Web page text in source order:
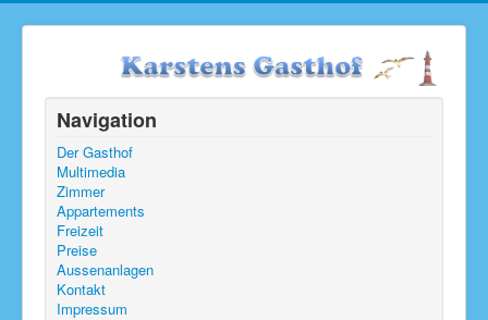
Navigation
Der Gasthof
Multimedia
Zimmer
Appartements
Freizeit
Preise
Aussenanlagen
Kontakt
Impressum